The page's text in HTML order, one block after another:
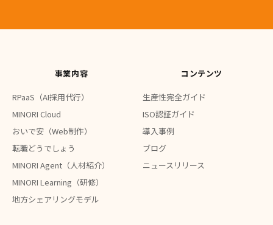
事業内容
RPaaS（AI採用代行）
MINORI Cloud
おいで安（Web制作）
転職どうでしょう
MINORI Agent（人材紹介）
MINORI Learning（研修）
地方シェアリングモデル
コンテンツ
生産性完全ガイド
ISO認証ガイド
導入事例
ブログ
ニュースリリース